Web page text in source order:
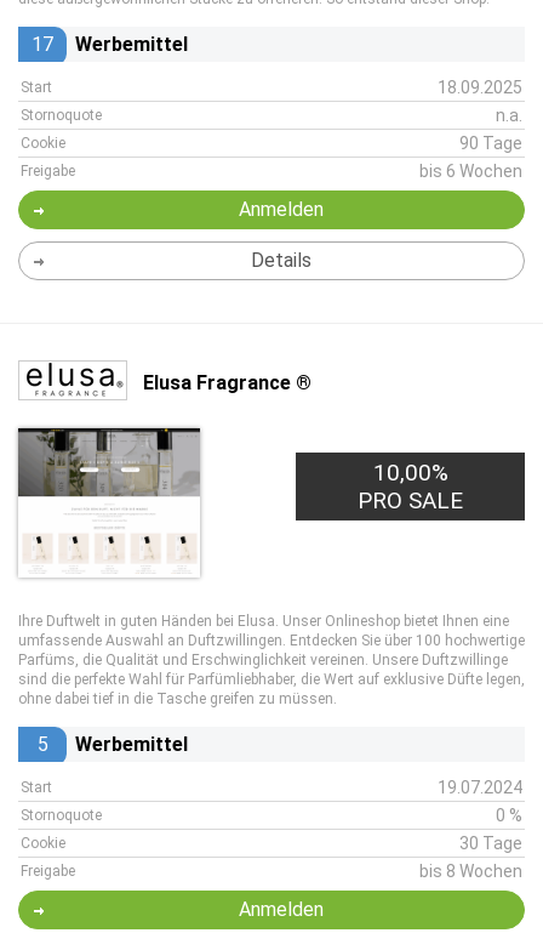
17 Werbemittel
Start 18.09.2025
Stornoquote n.a.
Cookie 90 Tage
Freigabe bis 6 Wochen
Anmelden
Details
Elusa Fragrance ®
10,00%
PRO SALE
Ihre Duftwelt in guten Händen bei Elusa. Unser Onlineshop bietet Ihnen eine
umfassende Auswahl an Duftzwillingen. Entdecken Sie über 100 hochwertige
Parfüms, die Qualität und Erschwinglichkeit vereinen. Unsere Duftzwillinge
sind die perfekte Wahl für Parfümliebhaber, die Wert auf exklusive Düfte legen,
ohne dabei tief in die Tasche greifen zu müssen.
5 Werbemittel
Start 19.07.2024
Stornoquote 0 %
Cookie 30 Tage
Freigabe bis 8 Wochen
Anmelden